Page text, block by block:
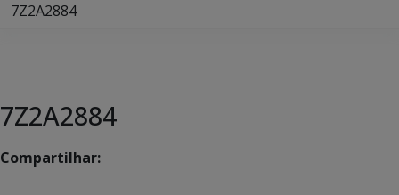
7Z2A2884
7Z2A2884
Compartilhar: